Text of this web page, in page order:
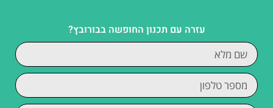
עזרה עם תכנון החופשה בבורובץ?